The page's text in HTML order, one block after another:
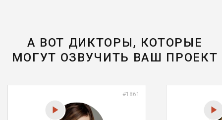
А ВОТ ДИКТОРЫ, КОТОРЫЕ
МОГУТ ОЗВУЧИТЬ ВАШ ПРОЕКТ
#1861